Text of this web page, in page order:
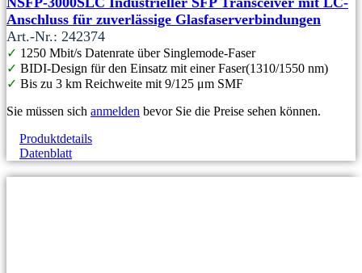
Anschluss für zuverlässige Glasfaserverbindungen
Art.-Nr.: 242374
✓ 1250 Mbit/s Datenrate über Singlemode-Faser
✓ BIDI-Design für den Einsatz mit einer Faser(1310/1550 nm)
✓ Bis zu 3 km Reichweite mit 9/125 μm SMF
Sie müssen sich anmelden bevor Sie die Preise sehen können.
Produktdetails
Datenblatt